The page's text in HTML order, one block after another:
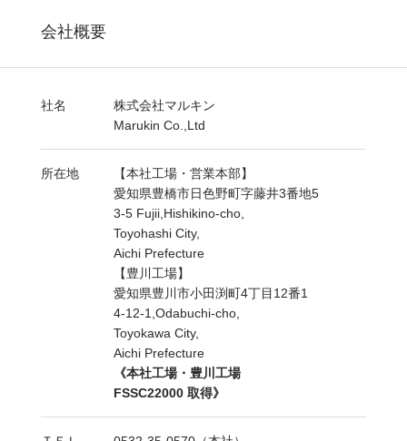
会社概要
社名
株式会社マルキン
Marukin Co.,Ltd
所在地
【本社工場・営業本部】
愛知県豊橋市日色野町字藤井3番地5
3-5 Fujii,Hishikino-cho,
Toyohashi City,
Aichi Prefecture
【豊川工場】
愛知県豊川市小田渕町4丁目12番1
4-12-1,Odabuchi-cho,
Toyokawa City,
Aichi Prefecture
《本社工場・豊川工場
FSSC22000 取得》